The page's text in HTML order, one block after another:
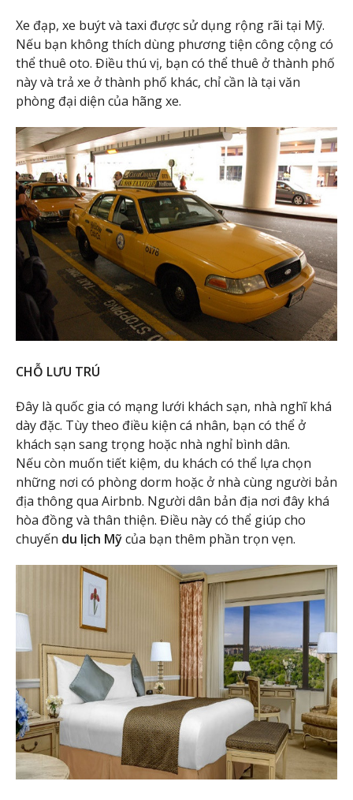
Xe đạp, xe buýt và taxi được sử dụng rộng rãi tại Mỹ.
Nếu bạn không thích dùng phương tiện công cộng có
thể thuê oto. Điều thú vị, bạn có thể thuê ở thành phố
này và trả xe ở thành phố khác, chỉ cần là tại văn
phòng đại diện của hãng xe.
CHỖ LƯU TRÚ
Đây là quốc gia có mạng lưới khách sạn, nhà nghĩ khá
dày đặc. Tùy theo điều kiện cá nhân, bạn có thể ở
khách sạn sang trọng hoặc nhà nghỉ bình dân.
Nếu còn muốn tiết kiệm, du khách có thể lựa chọn
những nơi có phòng dorm hoặc ở nhà cùng người bản
địa thông qua Airbnb. Người dân bản địa nơi đây khá
hòa đồng và thân thiện. Điều này có thể giúp cho
chuyến du lịch Mỹcủa bạn thêm phần trọn vẹn.